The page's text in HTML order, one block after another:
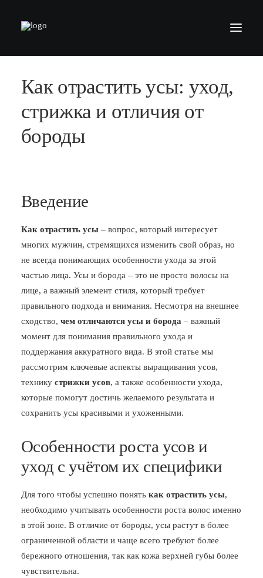
БАРБЕРШОПЫ
СЕРТИФИКАТЫ
КОСМЕТИКА
ВАКАНСИИ
ФРАНШИЗА
ПОЖАЛОВАТЬСЯ
Как отрастить усы: уход,
стрижка и отличия от
бороды
Введение
Как отрастить усы – вопрос, который интересует
многих мужчин, стремящихся изменить свой образ, но
не всегда понимающих особенности ухода за этой
частью лица. Усы и борода – это не просто волосы на
лице, а важный элемент стиля, который требует
правильного подхода и внимания. Несмотря на внешнее
сходство, чем отличаются усы и борода – важный
момент для понимания правильного ухода и
поддержания аккуратного вида. В этой статье мы
рассмотрим ключевые аспекты выращивания усов,
технику стрижки усов, а также особенности ухода,
которые помогут достичь желаемого результата и
сохранить усы красивыми и ухоженными.
Особенности роста усов и
уход с учётом их специфики
Для того чтобы успешно понять как отрастить усы,
необходимо учитывать особенности роста волос именно
в этой зоне. В отличие от бороды, усы растут в более
ограниченной области и чаще всего требуют более
бережного отношения, так как кожа верхней губы более
чувствительна.